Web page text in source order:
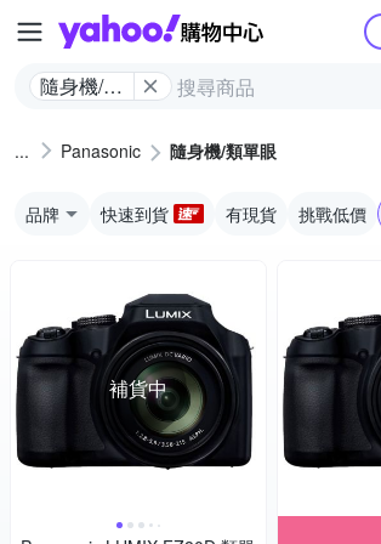
Yahoo購物
隨身機/類
Panasonic 隨身機/類單眼
品牌 快速到貨 有現貨 挑戰低價
補貨中